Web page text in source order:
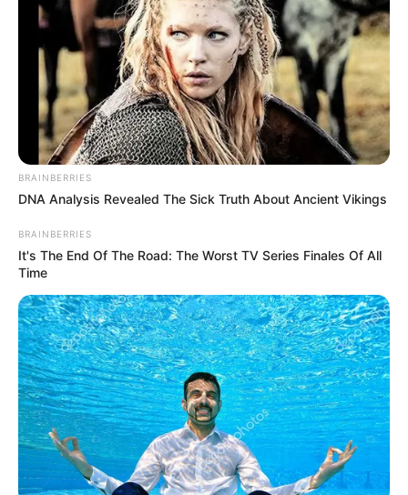
BRAINBERRIES
DNA Analysis Revealed The Sick Truth About Ancient Vikings
BRAINBERRIES
It's The End Of The Road: The Worst TV Series Finales Of All
Time